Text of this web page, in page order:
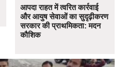
आपदा राहत में त्वरित कार्रवाई
और आयुष सेवाओं का सुदृढ़ीकरण
सरकार की प्राथमिकता: मदन
कौशिक